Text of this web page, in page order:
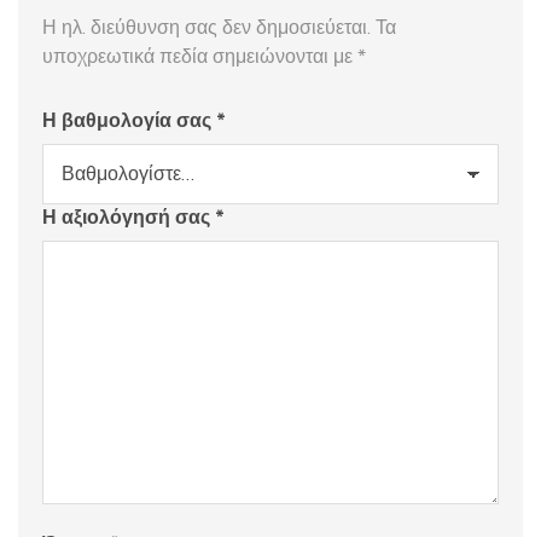
Η ηλ. διεύθυνση σας δεν δημοσιεύεται. Τα
υποχρεωτικά πεδία σημειώνονται με*
Η βαθμολογία σας *
Η αξιολόγησή σας *